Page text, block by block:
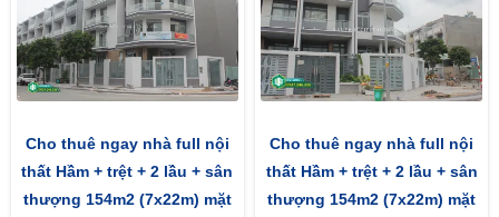
Cho thuê ngay nhà full nội
thất Hầm + trệt + 2 lầu + sân
thượng 154m2 (7x22m) mặt
Cho thuê ngay nhà full nội
thất Hầm + trệt + 2 lầu + sân
thượng 154m2 (7x22m) mặt